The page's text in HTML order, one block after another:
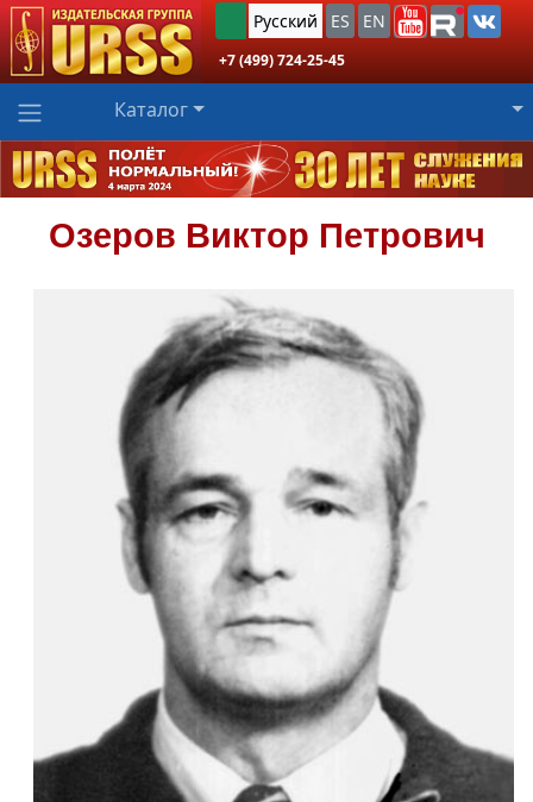
Русский ES EN
+7 (499) 724-25-45
Каталог
Озеров Виктор Петрович